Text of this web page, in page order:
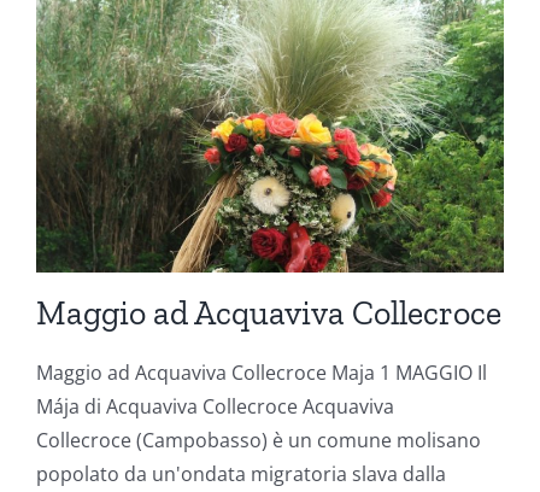
Maggio ad Acquaviva Collecroce
Maggio ad Acquaviva Collecroce Maja 1 MAGGIO Il
Mája di Acquaviva Collecroce Acquaviva
Collecroce (Campobasso) è un comune molisano
popolato da un'ondata migratoria slava dalla